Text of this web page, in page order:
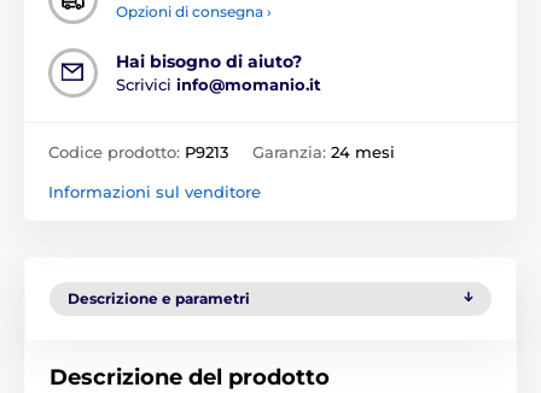
Opzioni di consegna ›
Hai bisogno di aiuto?
Scrivici info@momanio.it
Codice prodotto: P9213 Garanzia: 24 mesi
Informazioni sul venditore
Descrizione e parametri
Descrizione del prodotto